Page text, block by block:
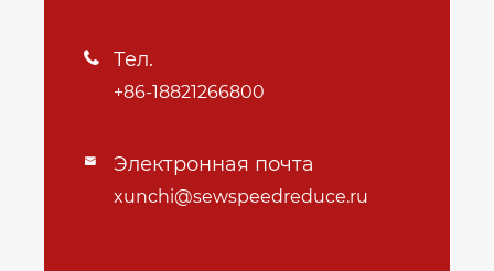
 Тел.
+86-18821266800
 Электронная почта
xunchi@sewspeedreduce.ru